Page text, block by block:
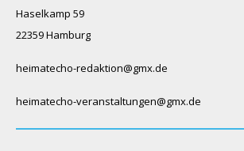
Haselkamp 59
22359 Hamburg
heimatecho-redaktion@gmx.de
heimatecho-veranstaltungen@gmx.de